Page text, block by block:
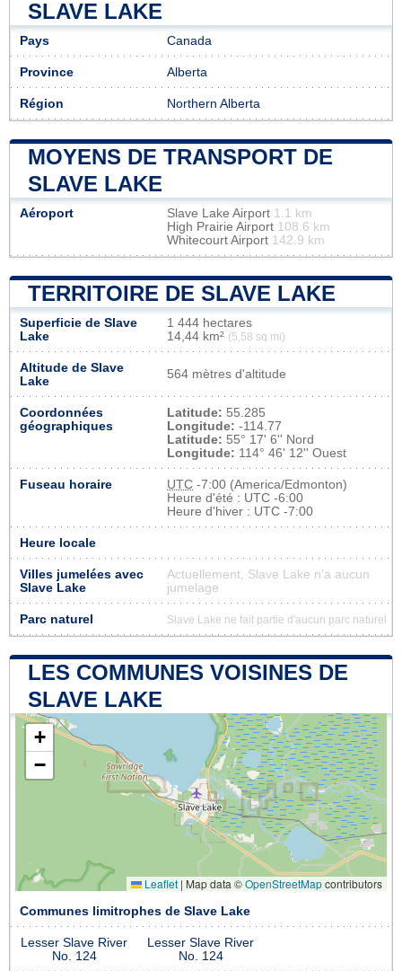
SLAVE LAKE
Pays Canada
Province Alberta
Région Northern Alberta
MOYENS DE TRANSPORT DE
SLAVE LAKE
Aéroport Slave Lake Airport 1.1 km
High Prairie Airport 108.6 km
Whitecourt Airport 142.9 km
TERRITOIRE DE SLAVE LAKE
Superficie de Slave
Lake
1 444 hectares
14,44 km² (5,58 sq mi)
Altitude de Slave
Lake
564 mètres d'altitude
Coordonnées
géographiques
Latitude: 55.285
Longitude: -114.77
Latitude: 55° 17' 6'' Nord
Longitude: 114° 46' 12'' Ouest
Fuseau horaire UTC -7:00 (America/Edmonton)
Heure d'été : UTC -6:00
Heure d'hiver : UTC -7:00
Heure locale
Villes jumelées avec
Slave Lake
Actuellement, Slave Lake n'a aucun
jumelage
Parc naturel Slave Lake ne fait partie d'aucun parc naturel
LES COMMUNES VOISINES DE
SLAVE LAKE
+
−
Leaflet | Map data ©OpenStreetMapcontributors
Communes limitrophes de Slave Lake
Lesser Slave River
No. 124
Lesser Slave River
No. 124